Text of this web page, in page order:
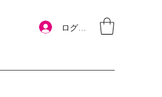
ログイン